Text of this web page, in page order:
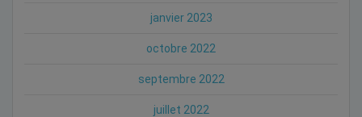
janvier 2023
octobre 2022
septembre 2022
juillet 2022